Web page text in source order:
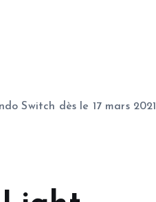
Switch dès le 17 mars 2021